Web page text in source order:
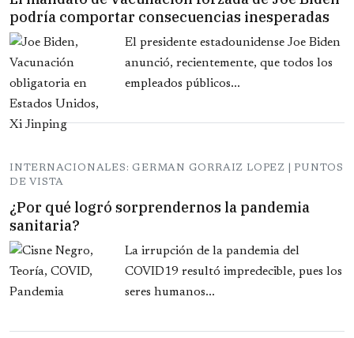
podría comportar consecuencias inesperadas
El presidente estadounidense Joe Biden
anunció, recientemente, que todos los
empleados públicos...
INTERNACIONALES: GERMAN GORRAIZ LOPEZ | PUNTOS
DE VISTA
¿Por qué logró sorprendernos la pandemia
sanitaria?
La irrupción de la pandemia del
COVID19 resultó impredecible, pues los
seres humanos...